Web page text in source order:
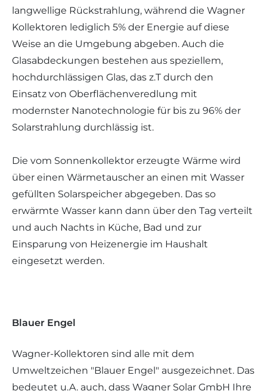
langwellige Rückstrahlung, während die Wagner
Kollektoren lediglich 5% der Energie auf diese
Weise an die Umgebung abgeben. Auch die
Glasabdeckungen bestehen aus speziellem,
hochdurchlässigen Glas, das z.T durch den
Einsatz von Oberflächenveredlung mit
modernster Nanotechnologie für bis zu 96% der
Solarstrahlung durchlässig ist.
Die vom Sonnenkollektor erzeugte Wärme wird
über einen Wärmetauscher an einen mit Wasser
gefüllten Solarspeicher abgegeben. Das so
erwärmte Wasser kann dann über den Tag verteilt
und auch Nachts in Küche, Bad und zur
Einsparung von Heizenergie im Haushalt
eingesetzt werden.
Blauer Engel
Wagner-Kollektoren sind alle mit dem
Umweltzeichen "Blauer Engel" ausgezeichnet. Das
bedeutet u.A. auch, dass Wagner Solar GmbH Ihre